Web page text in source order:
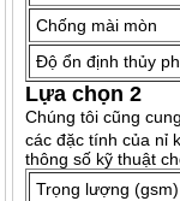
Chống mài mòn
Độ ổn định thủy
Lựa chọn 2
Chúng tôi cũng
các đặc tính của nỉ
thông số kỹ thuật
Trọng lượng (gsm)